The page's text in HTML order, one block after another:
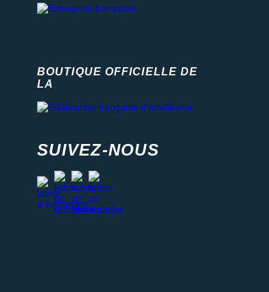
retrait en magasin
BOUTIQUE OFFICIELLE DE
LA
SUIVEZ-NOUS
instagram
facebook
stravayoutube